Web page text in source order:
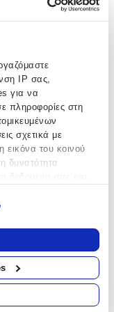
IP σας,
για να
πληροφορίες στη
σχετικά με
εικόνα του κοινού
δυνατότητα
με τη γεωγραφική
ακριβείς σε
σαρώνοντας ενεργά
αποτύπωμα)
επεξεργασίας των